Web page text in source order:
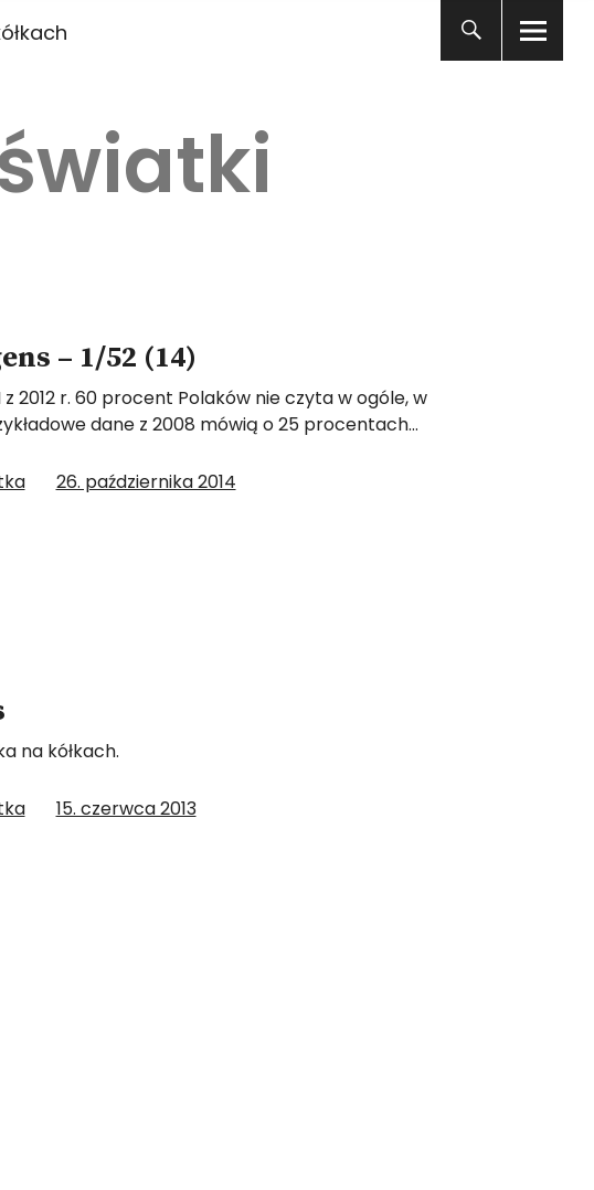
– 1/52 (14)
2012 r. 60 procent Polaków nie czyta w ogóle, w
dane z 2008 mówią o 25 procentach…
26. października 2014
na kółkach.
15. czerwca 2013